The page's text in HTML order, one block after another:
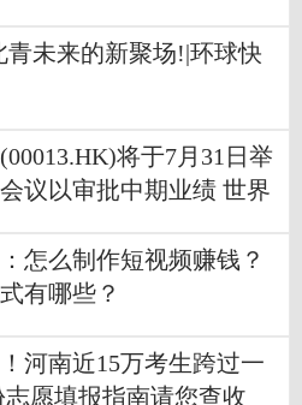
青未来的新聚场!|环球快
将于7月31日举
议以审批中期业绩 世界
怎么制作短视频赚钱？
有哪些？
河南近15万考生跨过一
愿填报指南请您查收